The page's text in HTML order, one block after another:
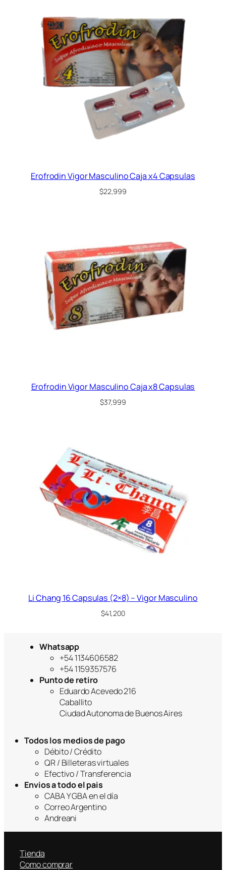
Erofrodin Vigor Masculino Caja x4 Capsulas
$22,999
Erofrodin Vigor Masculino Caja x8 Capsulas
$37,999
Li Chang 16 Capsulas (2×8) – Vigor Masculino
$41,200
Whatsapp
+54 1134606582
+54 1159357576
Punto de retiro
Eduardo Acevedo 216
Caballito
Ciudad Autonoma de Buenos Aires
Todos los medios de pago
Débito / Crédito
QR / Billeteras virtuales
Efectivo / Transferencia
Envios a todo el pais
CABA Y GBA en el día
Correo Argentino
Andreani
Tienda
Como comprar